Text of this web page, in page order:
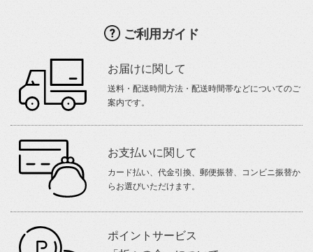
ご利用ガイド
お届けに関して
送料・配送時間方法・配送時間帯などについてのご
案内です。
お支払いに関して
カード払い、代金引換、郵便振替、コンビニ振替か
らお選びいただけます。
ポイントサービス